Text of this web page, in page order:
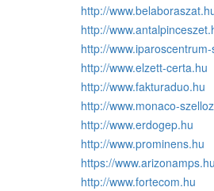
http://
http://
http://
http://www.elzett-certa.hu
http://www.fakturaduo.hu
http://www.monaco-
http://www.erdogep.hu
http://www.prominens.hu
https://www.arizonamps.hu
http://www.fortecom.hu